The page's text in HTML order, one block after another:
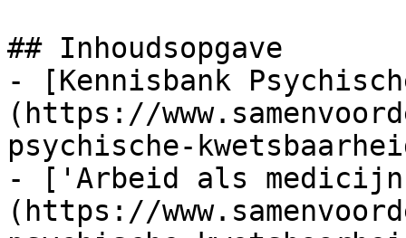
## Inhoudsopgave
- [Kennisbank
(https://
psychische-
- ['Arbeid als
(https://